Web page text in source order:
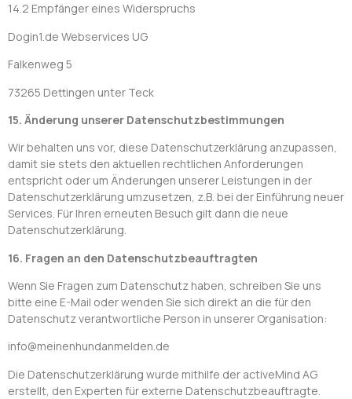
14.2 Empfänger eines Widerspruchs
Dogin1.de Webservices UG
Falkenweg 5
73265 Dettingen unter Teck
15. Änderung unserer Datenschutzbestimmungen
Wir behalten uns vor, diese Datenschutzerklärung anzupassen,
damit sie stets den aktuellen rechtlichen Anforderungen
entspricht oder um Änderungen unserer Leistungen in der
Datenschutzerklärung umzusetzen, z.B. bei der Einführung neuer
Services. Für Ihren erneuten Besuch gilt dann die neue
Datenschutzerklärung.
16. Fragen an den Datenschutzbeauftragten
Wenn Sie Fragen zum Datenschutz haben, schreiben Sie uns
bitte eine E-Mail oder wenden Sie sich direkt an die für den
Datenschutz verantwortliche Person in unserer Organisation:
info@meinenhundanmelden.de
Die Datenschutzerklärung wurde mithilfe der activeMind AG
erstellt, den Experten für externe Datenschutzbeauftragte.